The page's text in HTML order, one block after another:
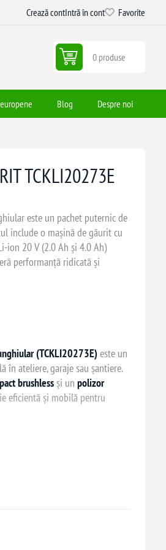
Crează contIntră în cont Favorite
0 produse
Blog Despre noi
TCKLI20273E
este un pachet puternic de
include o mașină de găurit cu
ion 20 V (2.0 Ah și 4.0 Ah)
performanță ridicată și
(TCKLI20273E)este un
în ateliere, garaje sau șantiere.
brushlessși un polizor
eficientă și mobilă pentru